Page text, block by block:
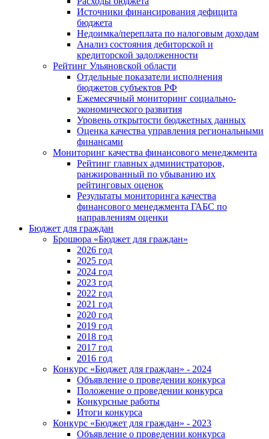
Источники финансирования дефицита
бюджета
Недоимка/переплата по налоговым доходам
Анализ состояния дебиторской и
кредиторской задолженности
Рейтинг Ульяновской области
Отдельные показатели исполнения
бюджетов субъектов РФ
Ежемесячный мониторинг социально-
экономического развития
Уровень открытости бюджетных данных
Оценка качества управления региональными
финансами
Мониторинг качества финансового менеджмента
Рейтинг главных администраторов,
ранжированный по убыванию их
рейтинговых оценок
Результаты мониторинга качества
финансового менеджмента ГАБС по
направлениям оценки
Бюджет для граждан
Брошюра «Бюджет для граждан»
2026 год
2025 год
2024 год
2023 год
2022 год
2021 год
2020 год
2019 год
2018 год
2017 год
2016 год
Конкурс «Бюджет для граждан» - 2024
Объявление о проведении конкурса
Положение о проведении конкурса
Конкурсные работы
Итоги конкурса
Конкурс «Бюджет для граждан» - 2023
Объявление о проведении конкурса